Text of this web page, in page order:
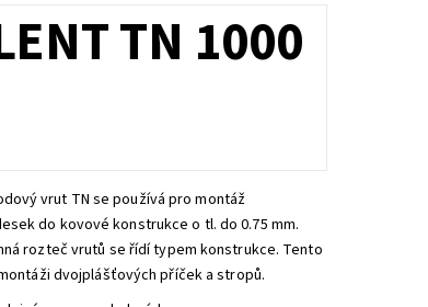
TN 1000
vrut TN se používá pro montáž
do kovové konstrukce o tl. do 0.75 mm.
rozteč vrutů se řídí typem konstrukce. Tento
dvojplášťových příček a stropů.